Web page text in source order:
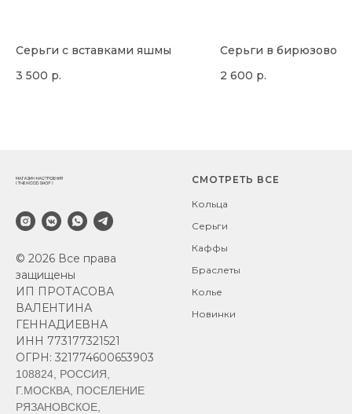
Серьги с вставками яшмы
3 500 р.
Серьги в бирюзовом
2 600 р.
© 2026 Все права
защищены
ИП ПРОТАСОВА
ВАЛЕНТИНА
ГЕННАДИЕВНА
ИНН 773177321521
ОГРН: 321774600653903
108824, РОССИЯ,
Г.МОСКВА, ПОСЕЛЕНИЕ
РЯЗАНОВСКОЕ,
СМОТРЕТЬ ВСЕ
Кольца
Серьги
Каффы
Браслеты
Колье
Новинки